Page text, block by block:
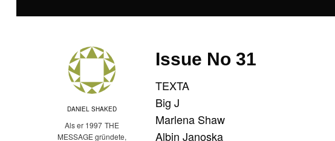
DANIEL SHAKED
Als er 1997 THE
MESSAGE gründete,
Issue No 31
TEXTA
Big J
Marlena Shaw
Albin Janoska